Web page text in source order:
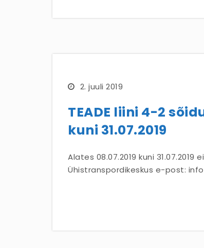
2. juuli 2019
TEADE liini 4-2
kuni 31.07.2019
Alates 08.07.2019 kuni 31.07.2019
Ühistranspordikeskus e-post: